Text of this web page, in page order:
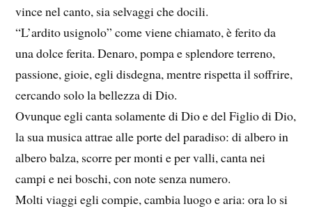
vince nel canto, sia selvaggi che docili.
“L’ardito usignolo” come viene chiamato, è ferito da
una dolce ferita. Denaro, pompa e splendore terreno,
passione, gioie, egli disdegna, mentre rispetta il soffrire,
cercando solo la bellezza di Dio.
Ovunque egli canta solamente di Dio e del Figlio di Dio,
la sua musica attrae alle porte del paradiso: di albero in
albero balza, scorre per monti e per valli, canta nei
campi e nei boschi, con note senza numero.
Molti viaggi egli compie, cambia luogo e aria: ora lo si